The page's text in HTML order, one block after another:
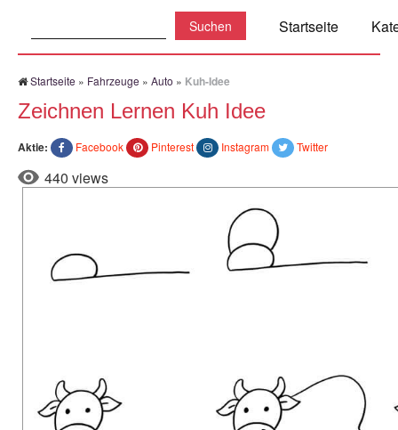
Startseite
Startseite » Fahrzeuge » Auto » Kuh-Idee
Zeichnen Lernen Kuh Idee
Aktie: Facebook Pinterest Instagram Twitter
440 views